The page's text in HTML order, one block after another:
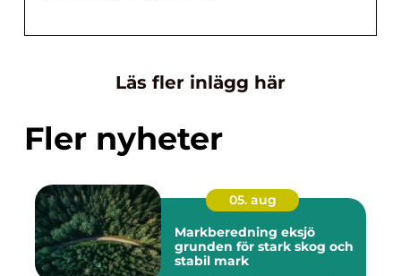
Läs fler inlägg här
Fler nyheter
05. aug
Markberedning eksjö
grunden för stark skog och
stabil mark